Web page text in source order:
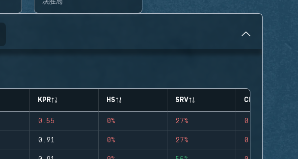
KPR HS SRV CLUTCHES
0.55 0% 27% 0
0.91 0% 27% 0